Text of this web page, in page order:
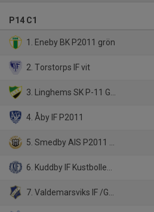
P14 C1
1. Eneby BK P2011 grön
2. Torstorps IF vit
3. Linghems SK P-11 Grön
4. Åby IF P2011
5. Smedby AIS P2011 Vit
6. Kuddby IF Kustbollen P14 Kustbollen P14
7. Valdemarsviks IF /Gusum